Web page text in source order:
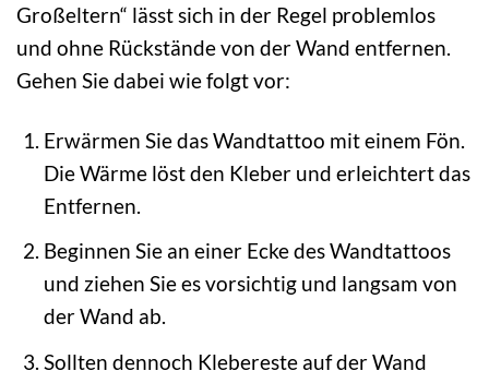
Großeltern“ lässt sich in der Regel problemlos
und ohne Rückstände von der Wand entfernen.
Gehen Sie dabei wie folgt vor:
Erwärmen Sie das Wandtattoo mit einem Fön.
Die Wärme löst den Kleber und erleichtert das
Entfernen.
Beginnen Sie an einer Ecke des Wandtattoos
und ziehen Sie es vorsichtig und langsam von
der Wand ab.
Sollten dennoch Klebereste auf der Wand